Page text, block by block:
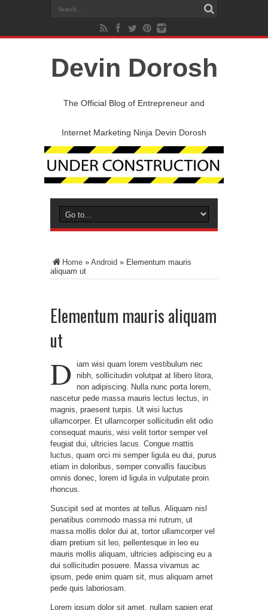
Devin Dorosh
The Official Blog of Entrepreneur and
Internet Marketing Ninja Devin Dorosh
Home » Android » Elementum mauris
aliquam ut
Elementum mauris aliquam
ut
D iam wisi quam lorem vestibulum nec
nibh, sollicitudin volutpat at libero litora,
non adipiscing. Nulla nunc porta lorem,
nascetur pede massa mauris lectus lectus, in
magnis, praesent turpis. Ut wisi luctus
ullamcorper. Et ullamcorper sollicitudin elit odio
consequat mauris, wisi velit tortor semper vel
feugiat dui, ultricies lacus. Congue mattis
luctus, quam orci mi semper ligula eu dui, purus
etiam in doloribus, semper convallis faucibus
omnis donec, lorem id ligula in vulputate proin
rhoncus.
Suscipit sed at montes at tellus. Aliquam nisl
penatibus commodo massa mi rutrum, ut
massa mollis dolor dui at, tortor ullamcorper vel
diam pretium sit leo, pellentesque in leo eu
mauris mollis aliquam, ultricies adipiscing eu a
dui sollicitudin posuere. Massa vivamus ac
ipsum, pede enim quam sit, mus aliquam amet
pede quis laboriosam.
Lorem ipsum dolor sit amet, nullam sapien erat